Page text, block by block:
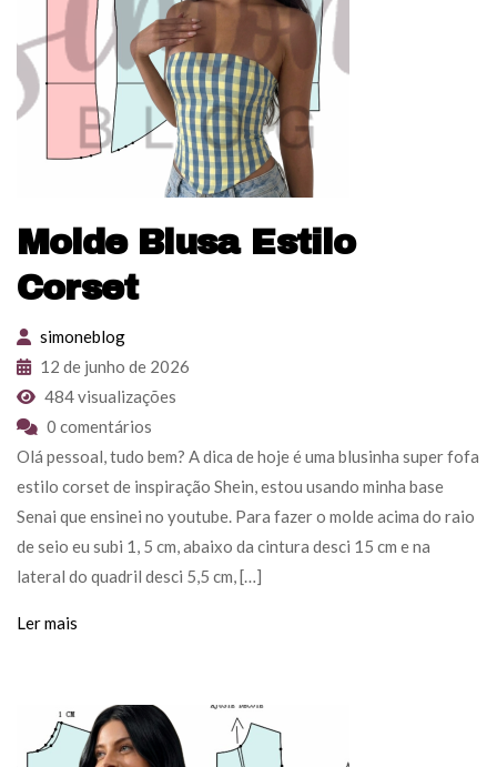
Molde Blusa Estilo
Corset
simoneblog
12 de junho de 2026
484 visualizações
0 comentários
Olá pessoal, tudo bem? A dica de hoje é uma blusinha super fofa
estilo corset de inspiração Shein, estou usando minha base
Senai que ensinei no youtube. Para fazer o molde acima do raio
de seio eu subi 1, 5 cm, abaixo da cintura desci 15 cm e na
lateral do quadril desci 5,5 cm, […]
Ler mais